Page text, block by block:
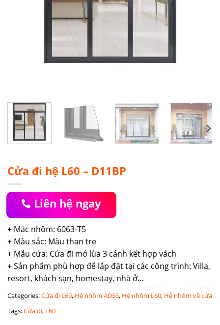
Cửa đi hệ L60 – D11BP
Liên hệ ngay
+ Mác nhôm: 6063-T5
+ Màu sắc: Màu than tre
+ Mẫu cửa: Cửa đi mở lùa 3 cánh kết hợp vách
+ Sản phẩm phù hợp để lắp đặt tại các công trình: Villa,
resort, khách sạn, homestay, nhà ở…
Categories:Cửa đi L60, Hệ nhôm AD55, Hệ nhôm L60, Hệ nhôm về cửa
Tags:Cửa đi, L60